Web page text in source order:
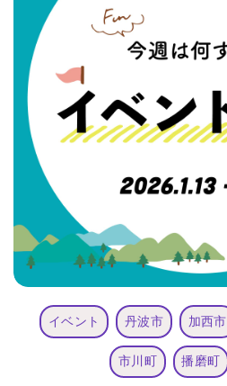
イベント 丹波市 加西市
市川町 播磨町